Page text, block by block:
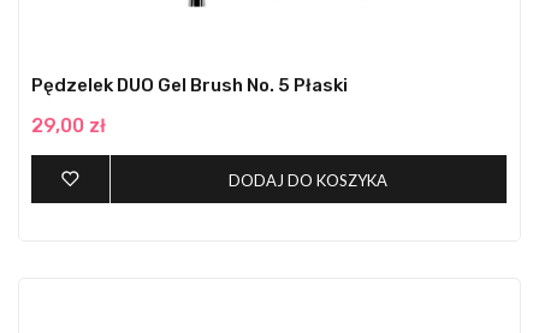
Pędzelek DUO Gel Brush No. 5 Płaski
29,00 zł
DODAJ DO KOSZYKA